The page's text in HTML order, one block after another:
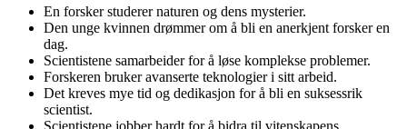
En forsker studerer naturen og dens mysterier.
Den unge kvinnen drømmer om å bli en anerkjent forsker en
dag.
Scientistene samarbeider for å løse komplekse problemer.
Forskeren bruker avanserte teknologier i sitt arbeid.
Det kreves mye tid og dedikasjon for å bli en suksessrik
scientist.
Scientistene jobber hardt for å bidra til vitenskapens